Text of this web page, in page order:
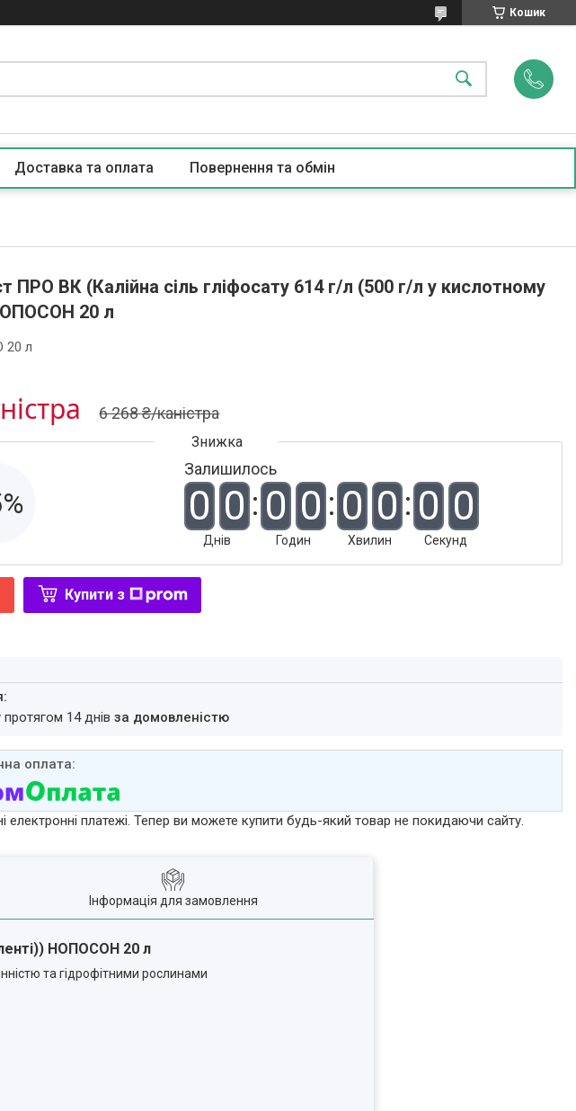
Кошик
Доставка та оплата Повернення та обмін
ПРО ВК (Калійна сіль гліфосату 614 г/л (500 г/л у кислотному
20 л
20 л
6 268 ₴/каністра
Залишилось
0 0
Днів
0 0
Годин
0 0
Хвилин
0 0
Секунд
Купити з
протягом 14 днівза домовленістю
електронні платежі. Тепер ви можете купити будь-який товар не покидаючи сайту.
Інформація для замовлення
НОПОСОН 20 л
та гідрофітними рослинами